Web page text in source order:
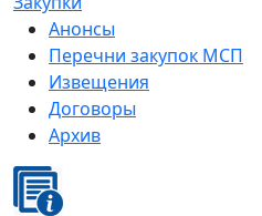
Анонсы
Перечни закупок МСП
Извещения
Договоры
Архив